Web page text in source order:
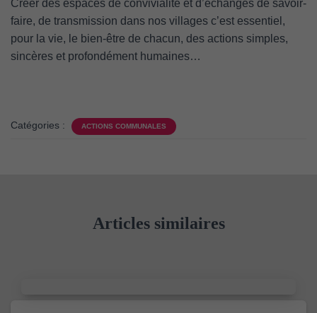
Créer des espaces de convivialité et d’échanges de savoir-
faire, de transmission dans nos villages c’est essentiel,
pour la vie, le bien-être de chacun, des actions simples,
sincères et profondément humaines…
Catégories : ACTIONS COMMUNALES
Articles similaires